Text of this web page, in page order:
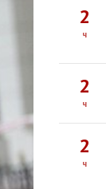
2
ч
2
ч
2
ч